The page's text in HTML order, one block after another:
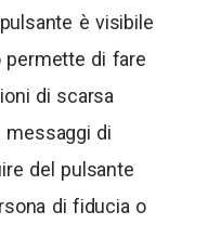
è visibile
permette di fare
di scarsa
messaggi di
del pulsante
di fiducia o